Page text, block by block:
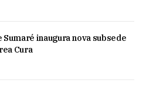
Sumaré inaugura nova subsede
Cura